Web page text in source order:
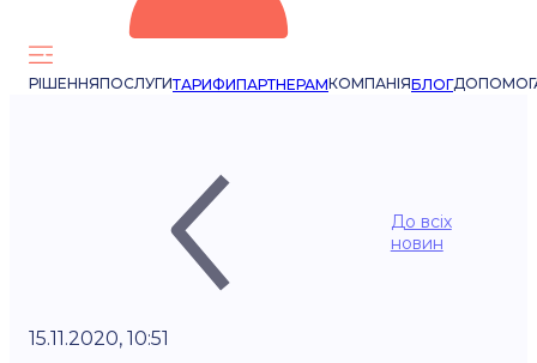
РІШЕННЯПОСЛУГИТАРИФИПАРТНЕРАМКОМПАНІЯБЛОГ
До всіх
новин
15.11.2020, 10:51